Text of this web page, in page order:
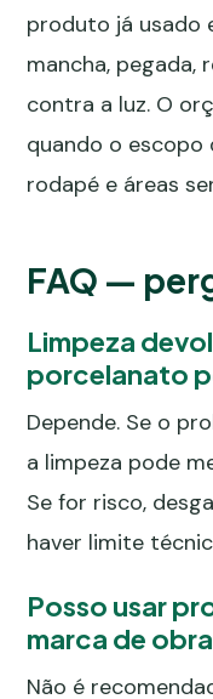
produto já usado
mancha, pegada,
contra a luz. O
quando o escopo
rodapé e áreas
FAQ —
Limpeza
porcelanato
Depende. Se o
a limpeza pode
Se for risco,
haver limite
Posso usar
marca de
Não é